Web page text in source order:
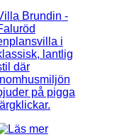
Brundin -
i
lantlig
där
på pigga